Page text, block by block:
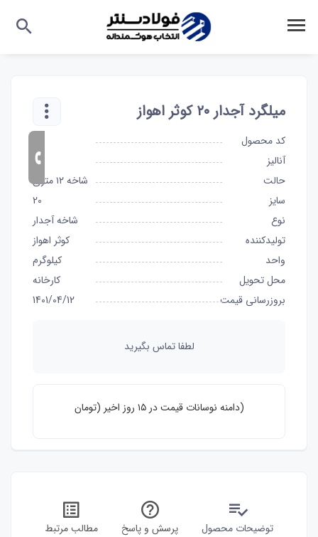
میلگرد آجدار ۲۰ کوثر اهواز
کد محصول
آنالیز
A3
حالت
شاخه ۱۲ متری
سایز
20
نوع
شاخه آجدار
تولیدکننده
کوثر اهواز
واحد
کیلوگرم
محل تحویل
کارخانه
بروزرسانی قیمت
1401/04/12
لطفا تماس بگیرید
دامنه نوسانات قیمت در ۱۵ روز اخیر (تومان)
توضیحات محصول پرسش و پاسخ مطالب مرتبط